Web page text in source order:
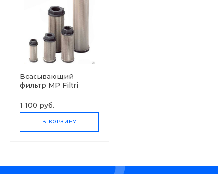
Всасывающий
фильтр MP Filtri
1 100 руб.
В КОРЗИНУ